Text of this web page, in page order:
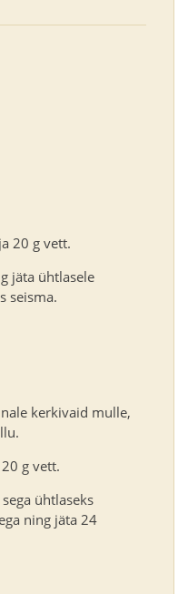
20 g vett.
jäta ühtlasele
seisma.
kerkivaid mulle,
g vett.
ühtlaseks
ning jäta 24